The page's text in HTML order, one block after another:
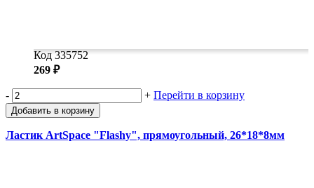
Код 335752
269 ₽
- + Перейти в корзину
Добавить в корзину
Ластик ArtSpace "Flashy", прямоугольный, 26*18*8мм